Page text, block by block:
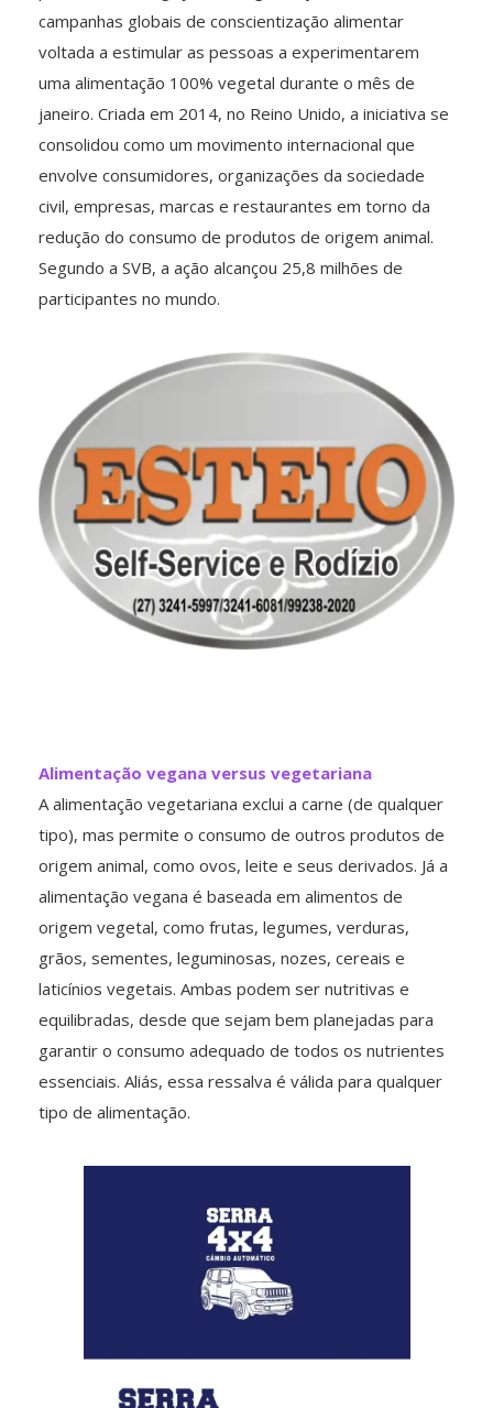
campanhas globais de conscientização alimentar
voltada a estimular as pessoas a experimentarem
uma alimentação 100% vegetal durante o mês de
janeiro. Criada em 2014, no Reino Unido, a iniciativa se
consolidou como um movimento internacional que
envolve consumidores, organizações da sociedade
civil, empresas, marcas e restaurantes em torno da
redução do consumo de produtos de origem animal.
Segundo a SVB, a ação alcançou 25,8 milhões de
participantes no mundo.
Alimentação vegana versus vegetariana
A alimentação vegetariana exclui a carne (de qualquer
tipo), mas permite o consumo de outros produtos de
origem animal, como ovos, leite e seus derivados. Já a
alimentação vegana é baseada em alimentos de
origem vegetal, como frutas, legumes, verduras,
grãos, sementes, leguminosas, nozes, cereais e
laticínios vegetais. Ambas podem ser nutritivas e
equilibradas, desde que sejam bem planejadas para
garantir o consumo adequado de todos os nutrientes
essenciais. Aliás, essa ressalva é válida para qualquer
tipo de alimentação.